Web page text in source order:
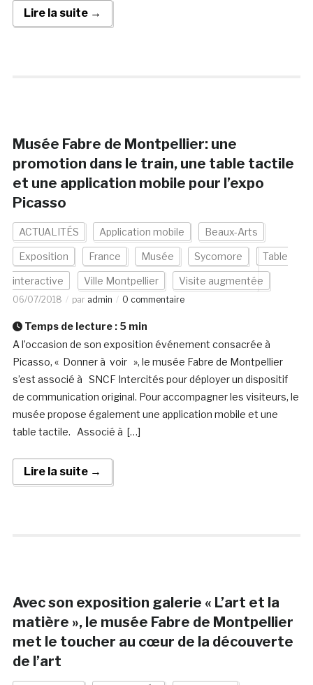
Lire la suite →
Musée Fabre de Montpellier: une
promotion dans le train, une table tactile
et une application mobile pour l’expo
Picasso
ACTUALITÉS Application mobile Beaux-Arts
Exposition France Musée Sycomore Table
interactive Ville Montpellier Visite augmentée
06/07/2018 par admin 0 commentaire
Temps de lecture : 5 min
A l’occasion de son exposition événement consacrée à
Picasso, « Donner à voir », le musée Fabre de Montpellier
s’est associé à SNCF Intercités pour déployer un dispositif
de communication original. Pour accompagner les visiteurs, le
musée propose également une application mobile et une
table tactile. Associé à […]
Lire la suite →
Avec son exposition galerie « L’art et la
matière », le musée Fabre de Montpellier
met le toucher au cœur de la découverte
de l’art